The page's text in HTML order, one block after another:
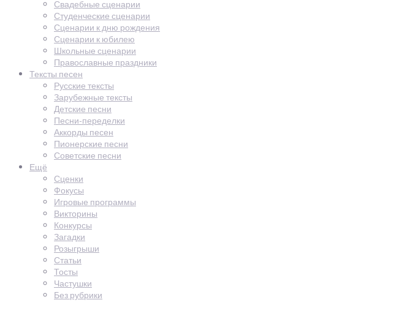
Свадебные сценарии
Студенческие сценарии
Сценарии к дню рождения
Сценарии к юбилею
Школьные сценарии
Православные праздники
Тексты песен
Русские тексты
Зарубежные тексты
Детские песни
Песни-переделки
Аккорды песен
Пионерские песни
Советские песни
Ещё
Сценки
Фокусы
Игровые программы
Викторины
Конкурсы
Загадки
Розыгрыши
Статьи
Тосты
Частушки
Без рубрики